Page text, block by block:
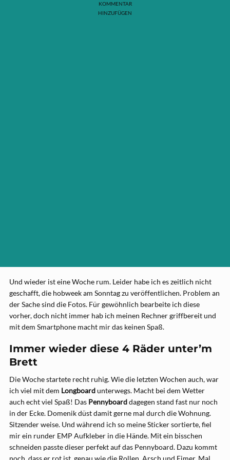
KOMMENTAR
HINZUFÜGEN
Und wieder ist eine Woche rum. Leider habe ich es zeitlich nicht
geschafft, die hobweek am Sonntag zu veröffentlichen. Problem an
der Sache sind die Fotos. Für gewöhnlich bearbeite ich diese
vorher, doch nicht immer hab ich meinen Rechner griffbereit und
mit dem Smartphone macht mir das keinen Spaß.
Immer wieder diese 4 Räder unter’m
Brett
Die Woche startete recht ruhig. Wie die letzten Wochen auch, war
ich viel mit dem Longboardunterwegs. Macht bei dem Wetter
auch echt viel Spaß! Das Pennyboarddagegen stand fast nur noch
in der Ecke. Domenik düst damit gerne mal durch die Wohnung.
Sitzender weise. Und während ich so meine Sticker sortierte, fiel
mir ein runder EMP Aufkleber in die Hände. Mit ein bisschen
schneiden passte dieser perfekt auf das Pennyboard. Dazu kommt
noch, dass er rot ist, genau wie die Rollen. Arsch und Eimer. Mal